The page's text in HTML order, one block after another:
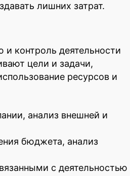
лишних затрат.
контроль деятельности
цели и задачи,
ресурсов и
анализ внешней и
бюджета, анализ
с деятельностью